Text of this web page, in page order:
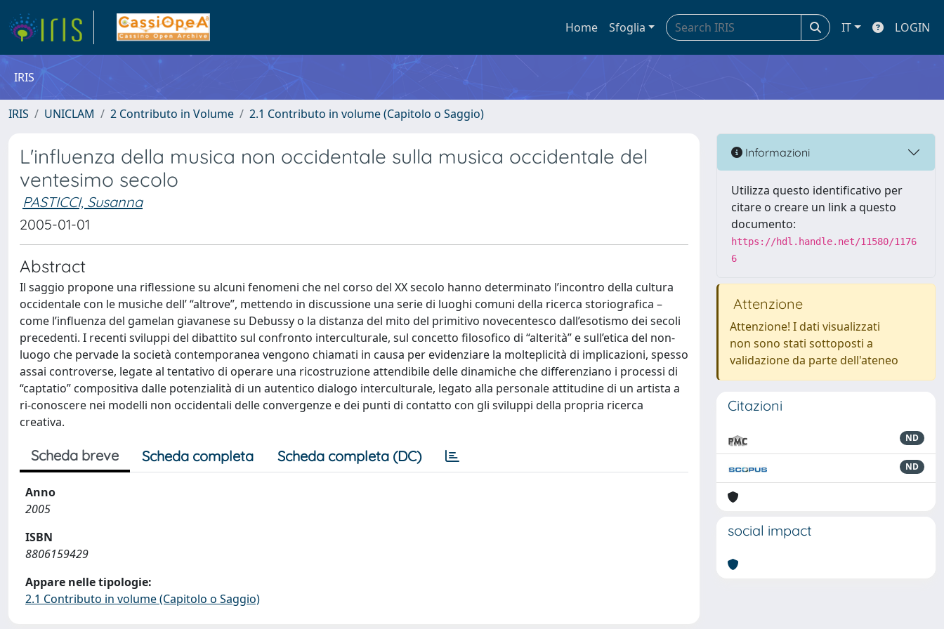
Home Sfoglia IT LOGIN
IRIS
IRIS UNICLAM 2 Contributo in Volume 2.1 Contributo in volume (Capitolo o Saggio)
L'influenza della musica non occidentale sulla musica occidentale del
ventesimo secolo
PASTICCI, Susanna
2005-01-01
Abstract
Il saggio propone una riflessione su alcuni fenomeni che nel corso del XX secolo hanno determinato l’incontro della cultura
occidentale con le musiche dell’ “altrove”, mettendo in discussione una serie di luoghi comuni della ricerca storiografica –
come l’influenza del gamelan giavanese su Debussy o la distanza del mito del primitivo novecentesco dall’esotismo dei secoli
precedenti. I recenti sviluppi del dibattito sul confronto interculturale, sul concetto filosofico di “alterità” e sull’etica del non-
luogo che pervade la società contemporanea vengono chiamati in causa per evidenziare la molteplicità di implicazioni, spesso
assai controverse, legate al tentativo di operare una ricostruzione attendibile delle dinamiche che differenziano i processi di
“captatio” compositiva dalle potenzialità di un autentico dialogo interculturale, legato alla personale attitudine di un artista a
ri-conoscere nei modelli non occidentali delle convergenze e dei punti di contatto con gli sviluppi della propria ricerca
creativa.
Scheda breve Scheda completa Scheda completa (DC)
Anno
2005
ISBN
8806159429
Appare nelle tipologie:
2.1 Contributo in volume (Capitolo o Saggio)
Informazioni
Utilizza questo identificativo per
citare o creare un link a questo
documento:
https://hdl.handle.net/11580/1176
6
Attenzione
Attenzione! I dati visualizzati
non sono stati sottoposti a
validazione da parte dell'ateneo
Citazioni
ND
ND
social impact